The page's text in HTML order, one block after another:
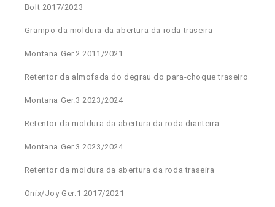
Bolt 2017/2023
Grampo da moldura da abertura da roda traseira
Montana Ger.2 2011/2021
Retentor da almofada do degrau do para-choque traseiro
Montana Ger.3 2023/2024
Retentor da moldura da abertura da roda dianteira
Montana Ger.3 2023/2024
Retentor da moldura da abertura da roda traseira
Onix/Joy Ger.1 2017/2021